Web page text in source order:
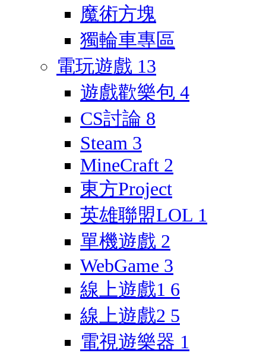
魔術方塊
獨輪車專區
電玩遊戲 13
遊戲歡樂包 4
CS討論 8
Steam 3
MineCraft 2
東方Project
英雄聯盟LOL 1
單機遊戲 2
WebGame 3
線上遊戲1 6
線上遊戲2 5
電視遊樂器 1